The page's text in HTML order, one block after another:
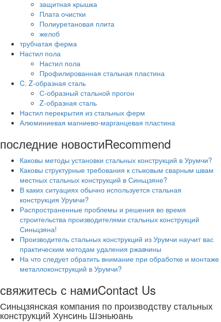
защитная крышка
Плата очистки
Полиуретановая плита
желоб
трубчатая ферма
Настил пола
Настил пола
Профилированная стальная пластина
C. Z-образная сталь
С-образный стальной прогон
Z-образная сталь
Настил перекрытия из стальных ферм
Алюминиевая магниево-марганцевая пластина
последние новостиRecommend
Каковы методы установки стальных конструкций в Урумчи?
Каковы структурные требования к стыковым сварным швам
местных стальных конструкций в Синьцзяне?
В каких ситуациях обычно используется стальная
конструкция Урумчи?
Распространенные проблемы и решения во время
строительства производителями стальных конструкций
Синьцзяна!
Производитель стальных конструкций из Урумчи научит вас
практическим методам удаления ржавчины
На что следует обратить внимание при обработке и монтаже
металлоконструкций в Урумчи?
свяжитесь с намиContact Us
Синьцзянская компания по производству стальных
конструкций Хунсинь Шэньюань